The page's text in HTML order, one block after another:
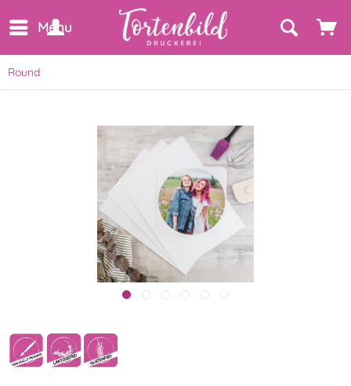
Menu
Round